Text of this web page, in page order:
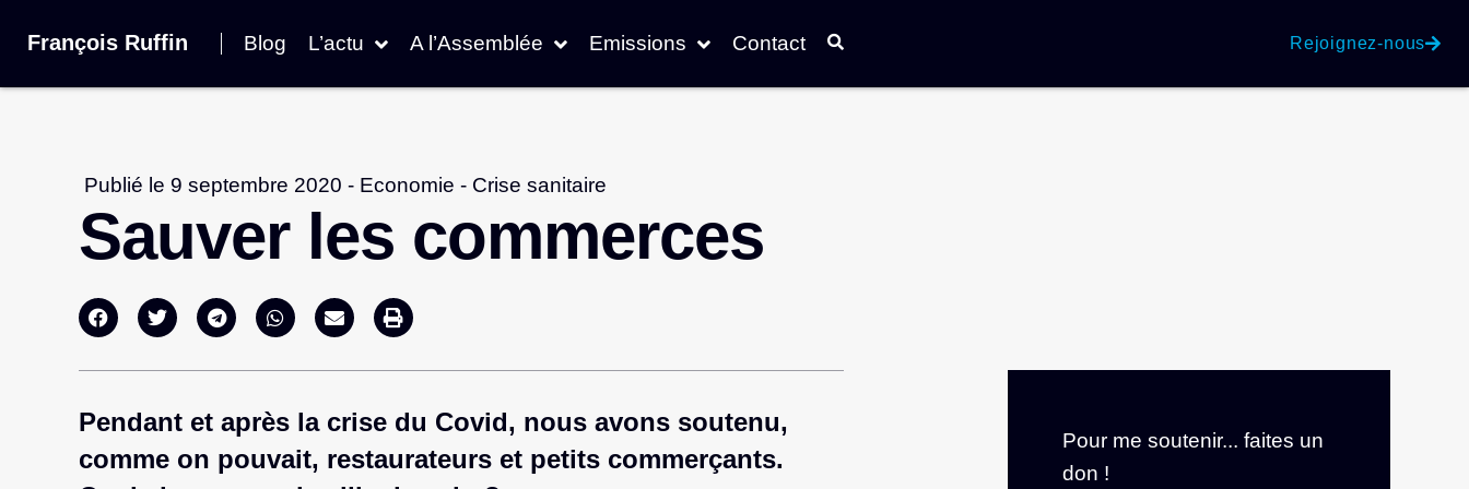
François Ruffin Blog L’actu A l’Assemblée Emissions Contact Rejoignez-nous
Publié le 9 septembre 2020 - Economie - Crise sanitaire
Sauver les commerces
Pendant et après la crise du Covid, nous avons soutenu,
comme on pouvait, restaurateurs et petits commerçants.
Pour me soutenir... faites un
don !